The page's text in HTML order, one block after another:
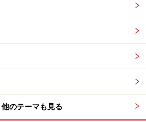
他のテーマも見る